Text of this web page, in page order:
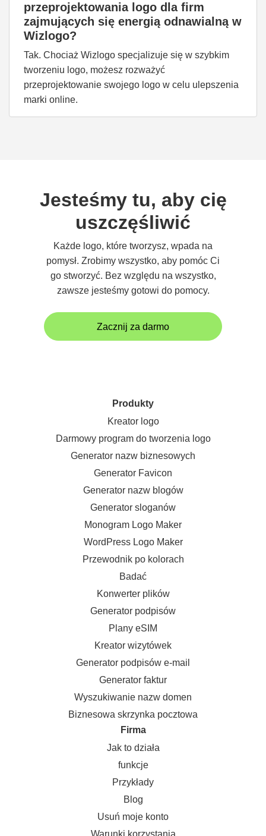
przeprojektowania logo dla firm
zajmujących się energią odnawialną w
Wizlogo?
Tak. Chociaż Wizlogo specjalizuje się w szybkim
tworzeniu logo, możesz rozważyć
przeprojektowanie swojego logo w celu ulepszenia
marki online.
Jesteśmy tu, aby cię
uszczęśliwić
Każde logo, które tworzysz, wpada na
pomysł. Zrobimy wszystko, aby pomóc Ci
go stworzyć. Bez względu na wszystko,
zawsze jesteśmy gotowi do pomocy.
Zacznij za darmo
Produkty
Kreator logo
Darmowy program do tworzenia logo
Generator nazw biznesowych
Generator Favicon
Generator nazw blogów
Generator sloganów
Monogram Logo Maker
WordPress Logo Maker
Przewodnik po kolorach
Badać
Konwerter plików
Generator podpisów
Plany eSIM
Kreator wizytówek
Generator podpisów e-mail
Generator faktur
Wyszukiwanie nazw domen
Biznesowa skrzynka pocztowa
Firma
Jak to działa
funkcje
Przykłady
Blog
Usuń moje konto
Warunki korzystania